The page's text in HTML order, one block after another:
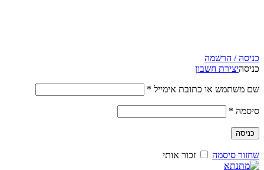
כניסה / הרשמה
כניסהיצירת חשבון
שם משתמש או כתובת אימייל *
סיסמה *
כניסה
שחזור סיסמה זכור אותי